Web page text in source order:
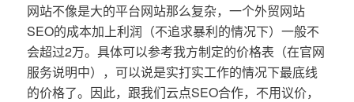
网站不像是大的平台网站那么复杂，一个外贸网站
SEO的成本加上利润（不追求暴利的情况下）一般不
会超过2万。具体可以参考我方制定的价格表（在官网
服务说明中），可以说是实打实工作的情况下最底线
的价格了。因此，跟我们云点SEO合作，不用议价，